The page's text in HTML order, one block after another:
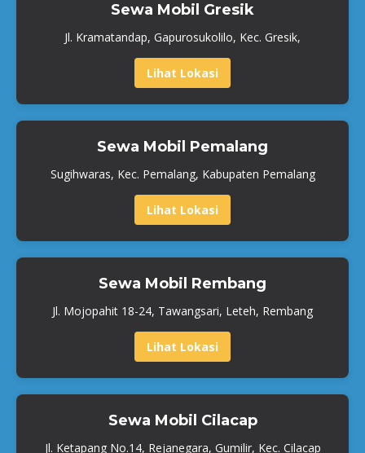
Sewa Mobil Gresik
Jl. Kramatandap, Gapurosukolilo, Kec. Gresik,
Lihat Lokasi
Sewa Mobil Pemalang
Sugihwaras, Kec. Pemalang, Kabupaten Pemalang
Lihat Lokasi
Sewa Mobil Rembang
Jl. Mojopahit 18-24, Tawangsari, Leteh, Rembang
Lihat Lokasi
Sewa Mobil Cilacap
Jl. Ketapang No.14, Rejanegara, Gumilir, Kec. Cilacap